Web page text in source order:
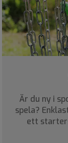
Är du ny i
spela?
ett